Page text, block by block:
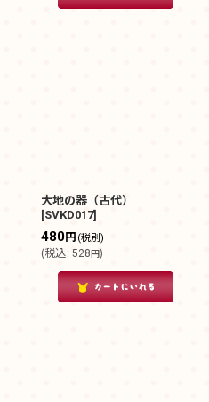
大地の器（古代）
[SVKD017]
480円 (税別)
(税込: 528円)